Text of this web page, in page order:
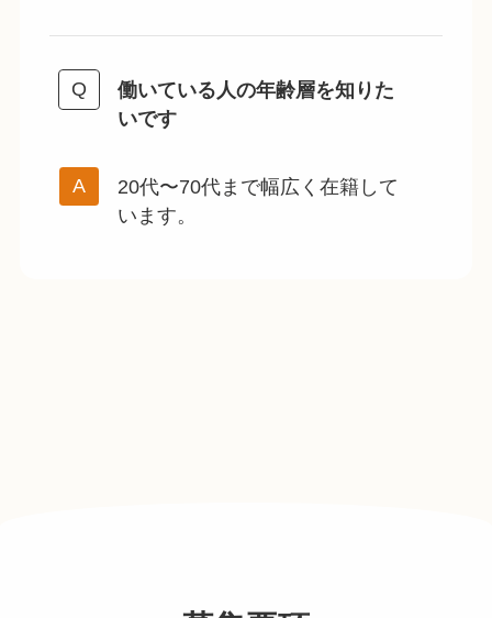
働いている人の年齢層を知りた
いです
20代〜70代まで幅広く在籍して
います。